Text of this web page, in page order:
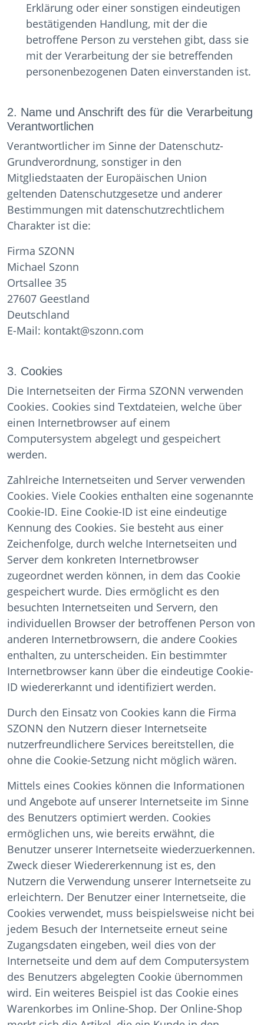
Erklärung oder einer sonstigen eindeutigen
bestätigenden Handlung, mit der die
betroffene Person zu verstehen gibt, dass sie
mit der Verarbeitung der sie betreffenden
personenbezogenen Daten einverstanden ist.
2. Name und Anschrift des für die Verarbeitung
Verantwortlichen
Verantwortlicher im Sinne der Datenschutz-
Grundverordnung, sonstiger in den
Mitgliedstaaten der Europäischen Union
geltenden Datenschutzgesetze und anderer
Bestimmungen mit datenschutzrechtlichem
Charakter ist die:
Firma SZONN
Michael Szonn
Ortsallee 35
27607 Geestland
Deutschland
E-Mail: kontakt@szonn.com
3. Cookies
Die Internetseiten der Firma SZONN verwenden
Cookies. Cookies sind Textdateien, welche über
einen Internetbrowser auf einem
Computersystem abgelegt und gespeichert
werden.
Zahlreiche Internetseiten und Server verwenden
Cookies. Viele Cookies enthalten eine sogenannte
Cookie-ID. Eine Cookie-ID ist eine eindeutige
Kennung des Cookies. Sie besteht aus einer
Zeichenfolge, durch welche Internetseiten und
Server dem konkreten Internetbrowser
zugeordnet werden können, in dem das Cookie
gespeichert wurde. Dies ermöglicht es den
besuchten Internetseiten und Servern, den
individuellen Browser der betroffenen Person von
anderen Internetbrowsern, die andere Cookies
enthalten, zu unterscheiden. Ein bestimmter
Internetbrowser kann über die eindeutige Cookie-
ID wiedererkannt und identifiziert werden.
Durch den Einsatz von Cookies kann die Firma
SZONN den Nutzern dieser Internetseite
nutzerfreundlichere Services bereitstellen, die
ohne die Cookie-Setzung nicht möglich wären.
Mittels eines Cookies können die Informationen
und Angebote auf unserer Internetseite im Sinne
des Benutzers optimiert werden. Cookies
ermöglichen uns, wie bereits erwähnt, die
Benutzer unserer Internetseite wiederzuerkennen.
Zweck dieser Wiedererkennung ist es, den
Nutzern die Verwendung unserer Internetseite zu
erleichtern. Der Benutzer einer Internetseite, die
Cookies verwendet, muss beispielsweise nicht bei
jedem Besuch der Internetseite erneut seine
Zugangsdaten eingeben, weil dies von der
Internetseite und dem auf dem Computersystem
des Benutzers abgelegten Cookie übernommen
wird. Ein weiteres Beispiel ist das Cookie eines
Warenkorbes im Online-Shop. Der Online-Shop